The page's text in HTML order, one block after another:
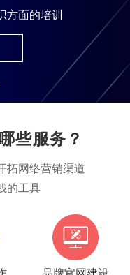
能满足当前受众吗？
些服务？
拓网络营销渠道
的工具